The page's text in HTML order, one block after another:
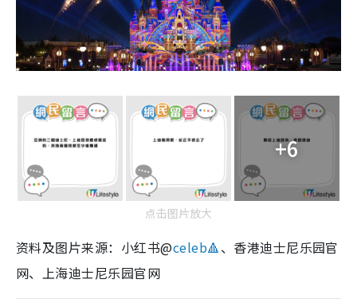
+6
点击图片放大
资料及图片来源：小红书@celeb🔺、香港迪士尼乐园官
网、上海迪士尼乐园官网